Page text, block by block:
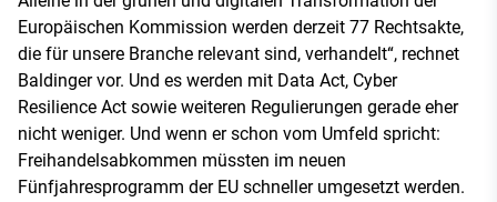
Europäischen Kommission werden derzeit 77 Rechtsakte,
die für unsere Branche relevant sind, verhandelt“, rechnet
Baldinger vor. Und es werden mit Data Act, Cyber
Resilience Act sowie weiteren Regulierungen gerade eher
nicht weniger. Und wenn er schon vom Umfeld spricht:
Freihandelsabkommen müssten im neuen
Fünfjahresprogramm der EU schneller umgesetzt werden.